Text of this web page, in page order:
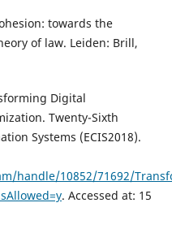
towards the
of law. Leiden: Brill,
Digital
Twenty-Sixth
Systems (ECIS2018).
handle/10852/71692/
. Accessed at: 15